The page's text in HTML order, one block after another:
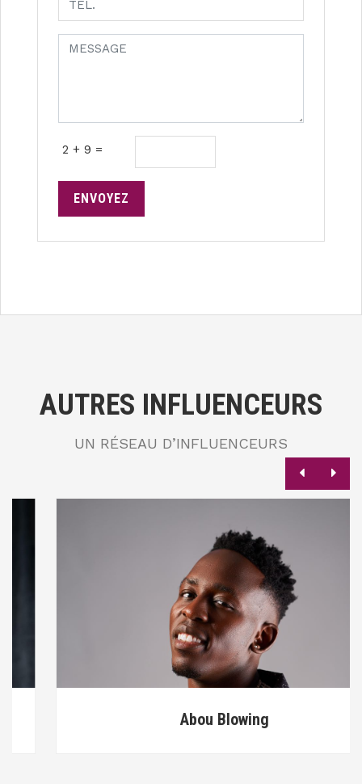
2 + 9 =
ENVOYEZ
AUTRES INFLUENCEURS
UN RÉSEAU D’INFLUENCEURS
Abou Blowing